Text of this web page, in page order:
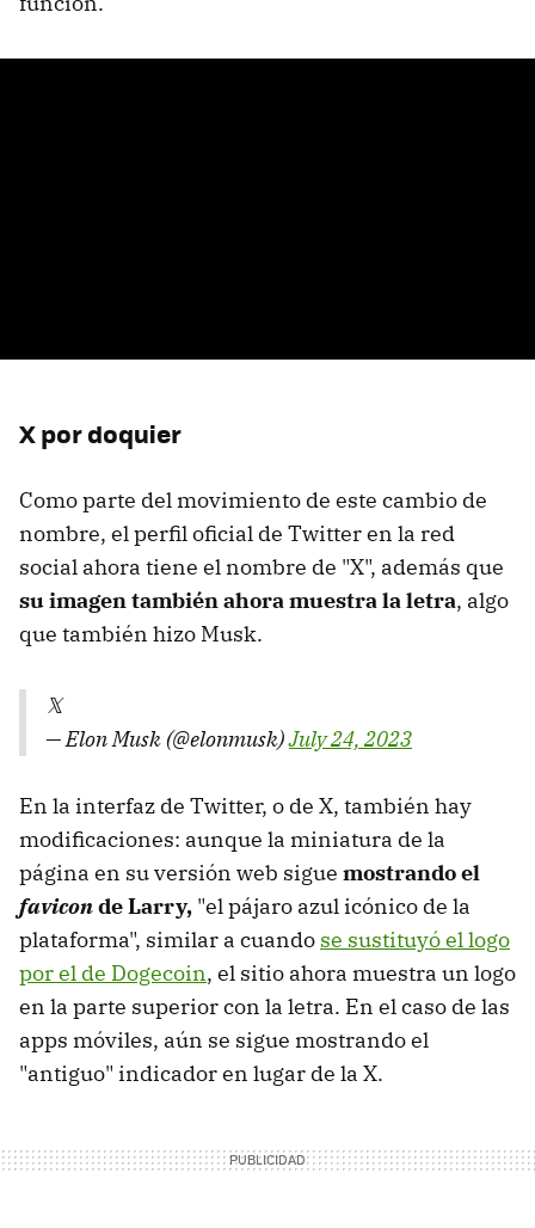
X por doquier
Como parte del movimiento de este cambio de
nombre, el perfil oficial de Twitter en la red
social ahora tiene el nombre de "X", además que
su imagen también ahora muestra la letra, algo
que también hizo Musk.
𝕏
— Elon Musk (@elonmusk)July 24, 2023
En la interfaz de Twitter, o de X, también hay
modificaciones: aunque la miniatura de la
página en su versión web sigue mostrando el
faviconde Larry, "el pájaro azul icónico de la
plataforma", similar a cuando se sustituyó el logo
por el de Dogecoin, el sitio ahora muestra un logo
en la parte superior con la letra. En el caso de las
apps móviles, aún se sigue mostrando el
"antiguo" indicador en lugar de la X.